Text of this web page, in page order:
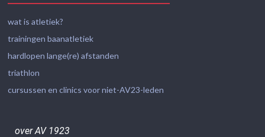
wat is atletiek?
trainingen baanatletiek
hardlopen lange(re) afstanden
triathlon
cursussen en clinics voor niet-AV23-leden
over AV 1923